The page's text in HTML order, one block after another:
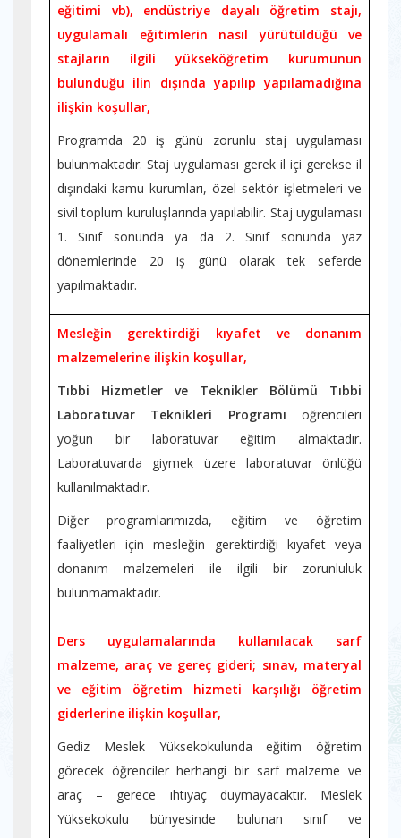
eğitimi vb), endüstriye dayalı öğretim stajı,
uygulamalı eğitimlerin nasıl yürütüldüğü ve
stajların ilgili yükseköğretim kurumunun
bulunduğu ilin dışında yapılıp yapılamadığına
ilişkin koşullar,
Programda 20 iş günü zorunlu staj uygulaması
bulunmaktadır. Staj uygulaması gerek il içi gerekse il
dışındaki kamu kurumları, özel sektör işletmeleri ve
sivil toplum kuruluşlarında yapılabilir. Staj uygulaması
1. Sınıf sonunda ya da 2. Sınıf sonunda yaz
dönemlerinde 20 iş günü olarak tek seferde
yapılmaktadır.
Mesleğin gerektirdiği kıyafet ve donanım
malzemelerine ilişkin koşullar,
Tıbbi Hizmetler ve Teknikler Bölümü Tıbbi
Laboratuvar Teknikleri Programı öğrencileri
yoğun bir laboratuvar eğitim almaktadır.
Laboratuvarda giymek üzere laboratuvar önlüğü
kullanılmaktadır.
Diğer programlarımızda, eğitim ve öğretim
faaliyetleri için mesleğin gerektirdiği kıyafet veya
donanım malzemeleri ile ilgili bir zorunluluk
bulunmamaktadır.
Ders uygulamalarında kullanılacak sarf
malzeme, araç ve gereç gideri; sınav, materyal
ve eğitim öğretim hizmeti karşılığı öğretim
giderlerine ilişkin koşullar,
Gediz Meslek Yüksekokulunda eğitim öğretim
görecek öğrenciler herhangi bir sarf malzeme ve
araç – gerece ihtiyaç duymayacaktır. Meslek
Yüksekokulu bünyesinde bulunan sınıf ve